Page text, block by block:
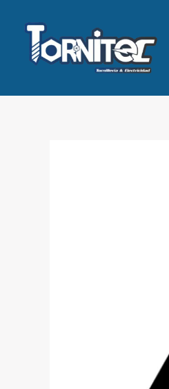
contenido